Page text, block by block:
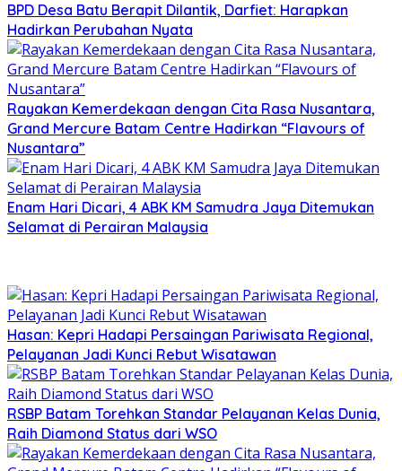
BPD Desa Batu Berapit Dilantik, Darfiet: Harapkan
Hadirkan Perubahan Nyata
Rayakan Kemerdekaan dengan Cita Rasa Nusantara,
Grand Mercure Batam Centre Hadirkan “Flavours of
Nusantara”
Enam Hari Dicari, 4 ABK KM Samudra Jaya Ditemukan
Selamat di Perairan Malaysia
Hasan: Kepri Hadapi Persaingan Pariwisata Regional,
Pelayanan Jadi Kunci Rebut Wisatawan
RSBP Batam Torehkan Standar Pelayanan Kelas Dunia,
Raih Diamond Status dari WSO